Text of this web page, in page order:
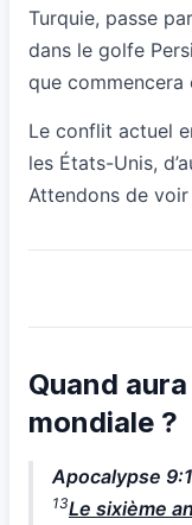
Turquie, passe
dans le golfe
que
Le conflit actuel
les États-Unis,
Attendons de voir
Quand
mondiale ?
Apocalypse
13Le sixième